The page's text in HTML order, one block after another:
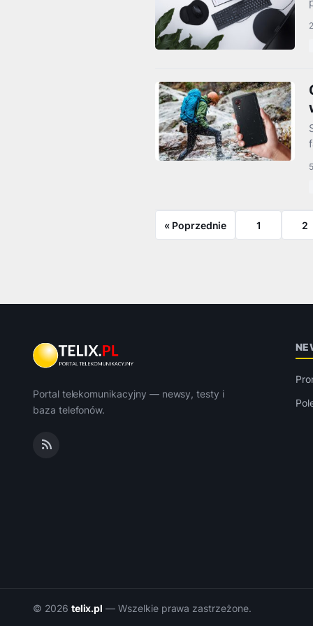
« Poprzednie 1 2
Portal telekomunikacyjny — newsy, testy i
baza telefonów.
© 2026 telix.pl — Wszelkie prawa zastrzeżone.